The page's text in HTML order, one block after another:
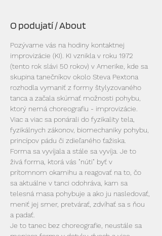
O podujatí / About
Pozývame vás na hodiny kontaktnej
improvizácie (KI). KI vznikla v roku 1972
(tento rok slávi 50 rokov) v Amerike, kde sa
skupina tanečníkov okolo Steva Pextona
rozhodla vymaniť z formy štylyzovaného
tanca a začala skúmať možnosti pohybu,
ktorý nemá choreografiu - improvizácie.
Viac a viac sa ponárali do fyzikality tela,
fyzikálnych zákonov, biomechaniky pohybu,
princípov pádu či zdieľaného ťažiska.
Forma sa vyvíjala a stále sa vyvíja. Je to
živá forma, ktorá vás "núti" byť v
prítomnom okamihu a reagovať na to, čo
sa aktuálne v tanci odohráva, kam sa
telesná masa pohybuje a ako ju nasledovať,
meniť jej smer, pretvárať, zdvíhať sa s ňou
a padať.
Je to tanec bez choreografie, neustále sa